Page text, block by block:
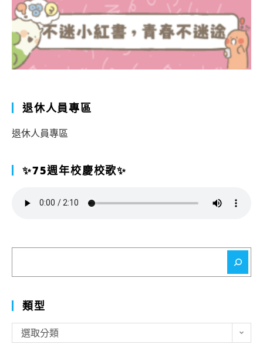
退休人員專區
退休人員專區
✨75週年校慶校歌✨
類型
型
選取分類